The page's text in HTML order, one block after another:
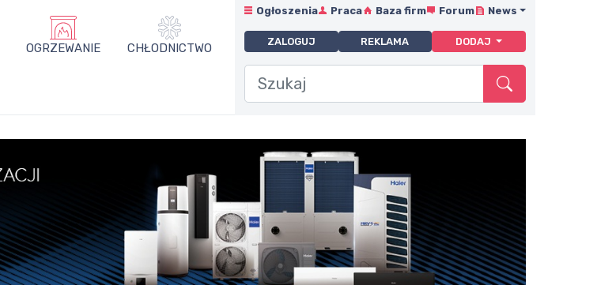
OGRZEWANIE CHŁODNICTWO
Ogłoszenia Praca Baza firm Forum News
ZALOGUJ REKLAMA DODAJ